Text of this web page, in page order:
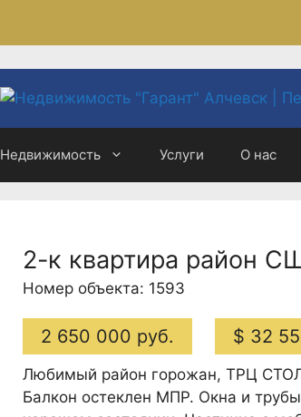
Недвижимость Услуги О нас
2-к квартира район
Номер объекта: 1593
2 650 000 руб. $ 32
Любимый район горожан, ТРЦ
Балкон остеклен МПР. Окна и